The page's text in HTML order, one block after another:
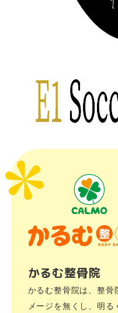
かるむ整骨院
かるむ整骨院は、整骨
メージを無くし、明